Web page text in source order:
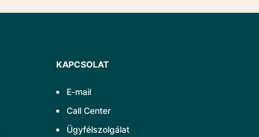
KAPCSOLAT
E-mail
Call Center
Ügyfélszolgálat